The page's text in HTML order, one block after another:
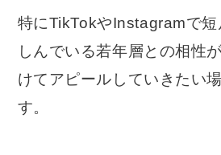
特にTikTokやInstagramで短
しんでいる若年層との相性
けてアピールしていきたい
す。